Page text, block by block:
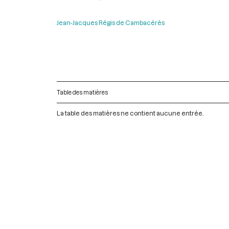
Jean-Jacques Régis de Cambacérès
Table des matières
La table des matières ne contient aucune entrée.